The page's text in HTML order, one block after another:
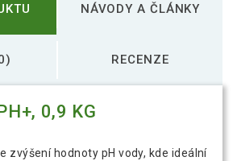
NÁVODY A ČLÁNKY
RECENZE
0,9 KG
zvýšení hodnoty pH vody, kde ideální